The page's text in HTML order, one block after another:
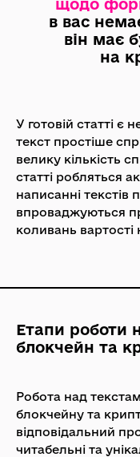
щодо
в вас
він має
на
У готовій статті є
текст простіше
велику кількість
статті робляться
написанні
впроваджуються
коливань вартості
Етапи роботи
блокчейн та
Робота над
блокчейну та
відповідальний
читабельні та